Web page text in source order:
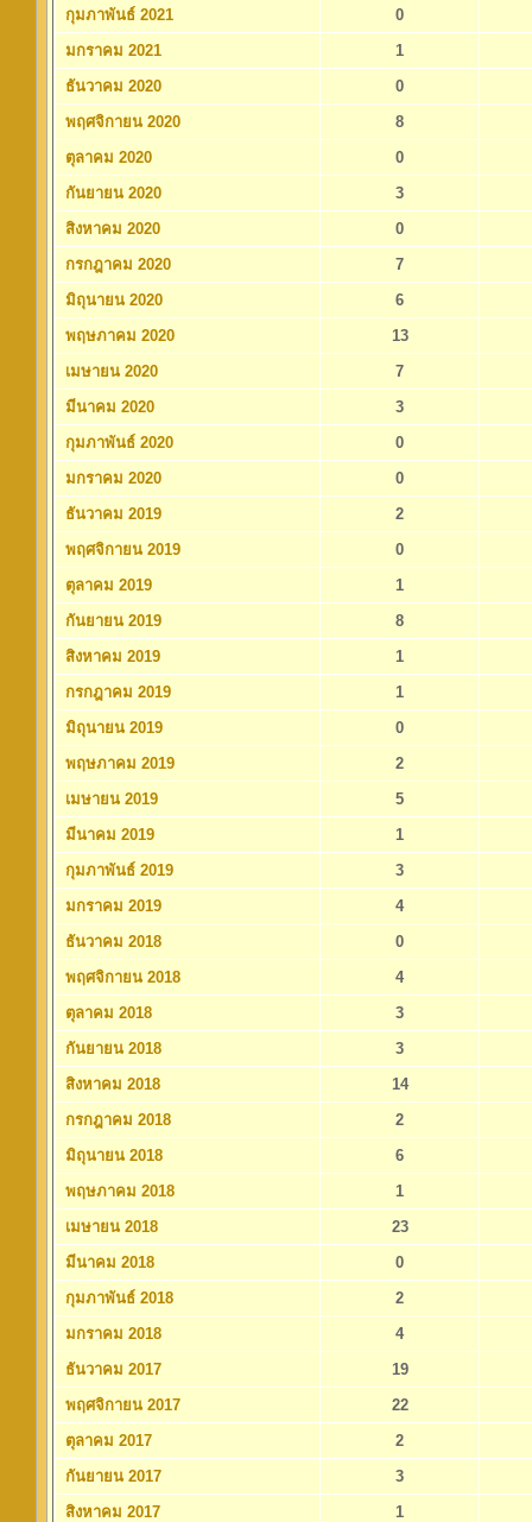
กุมภาพันธ์ 2021
0
มกราคม 2021
1
ธันวาคม 2020
0
พฤศจิกายน 2020
8
ตุลาคม 2020
0
กันยายน 2020
3
สิงหาคม 2020
0
กรกฎาคม 2020
7
มิถุนายน 2020
6
พฤษภาคม 2020
13
เมษายน 2020
7
มีนาคม 2020
3
กุมภาพันธ์ 2020
0
มกราคม 2020
0
ธันวาคม 2019
2
พฤศจิกายน 2019
0
ตุลาคม 2019
1
กันยายน 2019
8
สิงหาคม 2019
1
กรกฎาคม 2019
1
มิถุนายน 2019
0
พฤษภาคม 2019
2
เมษายน 2019
5
มีนาคม 2019
1
กุมภาพันธ์ 2019
3
มกราคม 2019
4
ธันวาคม 2018
0
พฤศจิกายน 2018
4
ตุลาคม 2018
3
กันยายน 2018
3
สิงหาคม 2018
14
กรกฎาคม 2018
2
มิถุนายน 2018
6
พฤษภาคม 2018
1
เมษายน 2018
23
มีนาคม 2018
0
กุมภาพันธ์ 2018
2
มกราคม 2018
4
ธันวาคม 2017
19
พฤศจิกายน 2017
22
ตุลาคม 2017
2
กันยายน 2017
3
สิงหาคม 2017
1